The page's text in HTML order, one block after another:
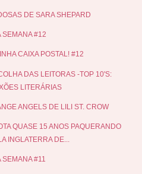
DE SARA SHEPARD
SEMANA #12
CAIXA POSTAL! #12
DAS LEITORAS -TOP 10'S:
LITERÁRIAS
ANGELS DE LILI ST. CROW
QUASE 15 ANOS PAQUERANDO
INGLATERRA DE...
SEMANA #11